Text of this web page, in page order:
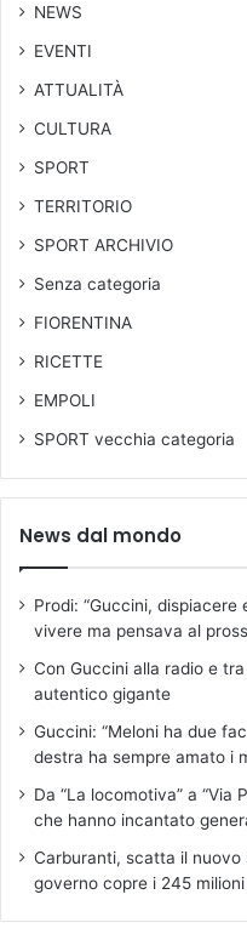
NEWS
EVENTI
ATTUALITÀ
CULTURA
SPORT
TERRITORIO
SPORT ARCHIVIO
Senza categoria
FIORENTINA
RICETTE
EMPOLI
SPORT vecchia categoria
News dal mondo
Prodi: “Guccini,
vivere ma pensava al
Con Guccini alla radio e
autentico gigante
Guccini: “Meloni ha due
destra ha sempre amato i
Da “La locomotiva” a “Via
che hanno incantato
Carburanti, scatta il nuovo
governo copre i 245 milioni